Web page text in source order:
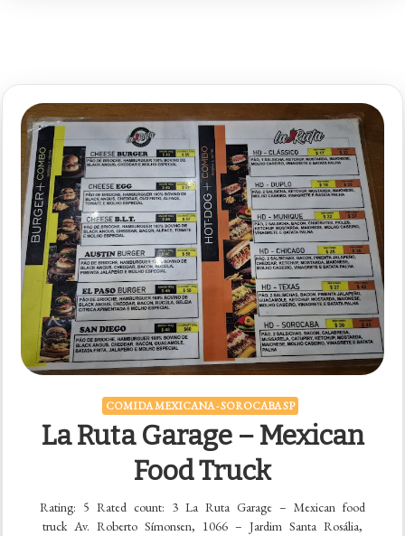
COMIDA MEXICANA - SOROCABA SP
La Ruta Garage – Mexican
Food Truck
Rating: 5 Rated count: 3 La Ruta Garage – Mexican food
truck Av. Roberto Símonsen, 1066 – Jardim Santa Rosália,